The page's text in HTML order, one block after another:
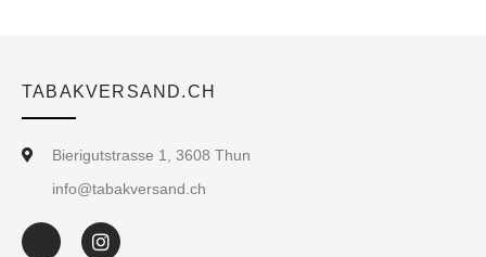
TABAKVERSAND.CH
Bierigutstrasse 1, 3608 Thun
info@tabakversand.ch